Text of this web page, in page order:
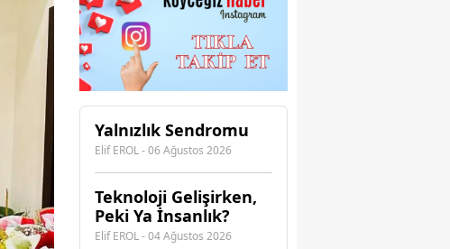
Yalnızlık Sendromu
Elif EROL - 06 Ağustos 2026
Teknoloji Gelişirken,
Peki Ya İnsanlık?
Elif EROL - 04 Ağustos 2026